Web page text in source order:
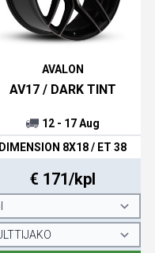
AVALON
AV17 / DARK TINT
12 - 17 Aug
DIMENSION 8X18 / ET 38
€ 171/kpl